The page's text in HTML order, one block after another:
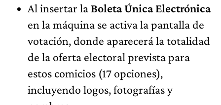
Al insertar la Boleta Única Electrónica
en la máquina se activa la pantalla de
votación, donde aparecerá la totalidad
de la oferta electoral prevista para
estos comicios (17 opciones),
incluyendo logos, fotografías y